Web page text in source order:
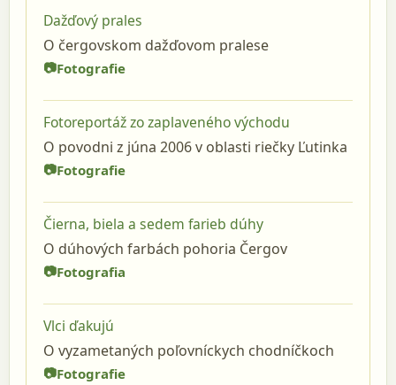
Dažďový prales
O čergovskom dažďovom pralese
Fotografie
Fotoreportáž zo zaplaveného východu
O povodni z júna 2006 v oblasti riečky Ľutinka
Fotografie
Čierna, biela a sedem farieb dúhy
O dúhových farbách pohoria Čergov
Fotografia
Vlci ďakujú
O vyzametaných poľovníckych chodníčkoch
Fotografie